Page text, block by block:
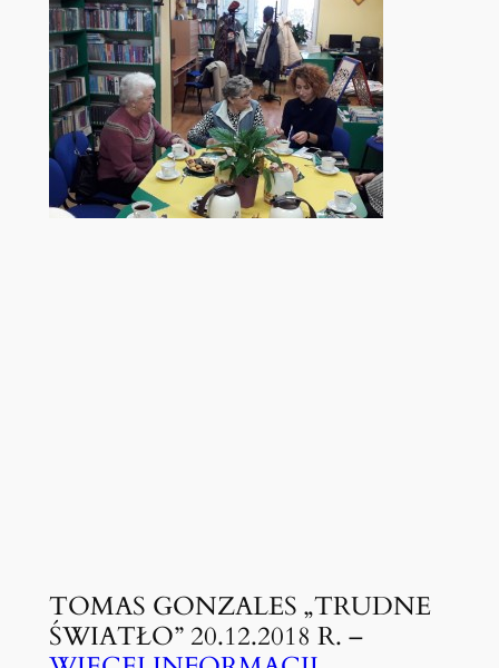
TOMAS GONZALES „TRUDNE
ŚWIATŁO” 20.12.2018 R. –